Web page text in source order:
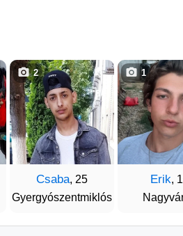
Csaba, 25
Gyergyószentmiklós
2
Erik,
1